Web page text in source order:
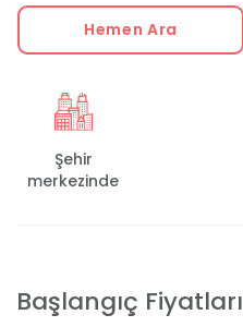
Hemen Ara
Şehir
merkezinde
Başlangıç Fiyatları